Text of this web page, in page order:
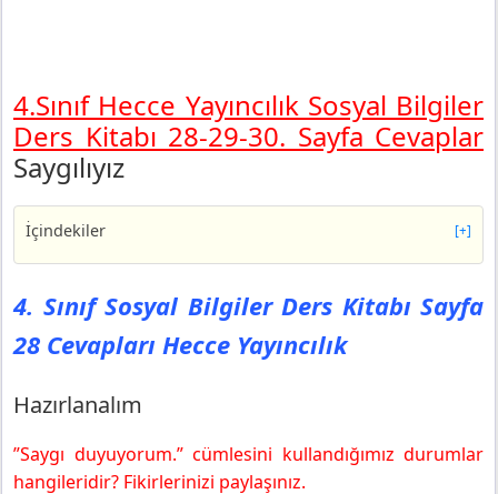
4.Sınıf Hecce Yayıncılık Sosyal Bilgiler
Ders Kitabı 28-29-30. Sayfa Cevaplar
Saygılıyız
İçindekiler [+]
4. Sınıf Sosyal Bilgiler Ders Kitabı Sayfa 28 Cevapları
Hecce Yayıncılık
Hazırlanalım
Söyleyelim
4. Sınıf Sosyal Bilgiler Ders Kitabı Sayfa 29 Cevapları
7. Etkinlik
4. Sınıf Sosyal Bilgiler Ders Kitabı Sayfa 30 Cevapları
4. Sınıf Sosyal Bilgiler Ders Kitabı Sayfa
28 Cevapları Hecce Yayıncılık
Hazırlanalım
”Saygı duyuyorum.” cümlesini kullandığımız durumlar
hangileridir? Fikirlerinizi paylaşınız.